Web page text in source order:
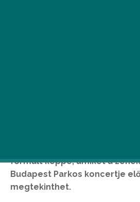
formált képpé, amiket a
Budapest Parkos koncertje
megtekinthet.